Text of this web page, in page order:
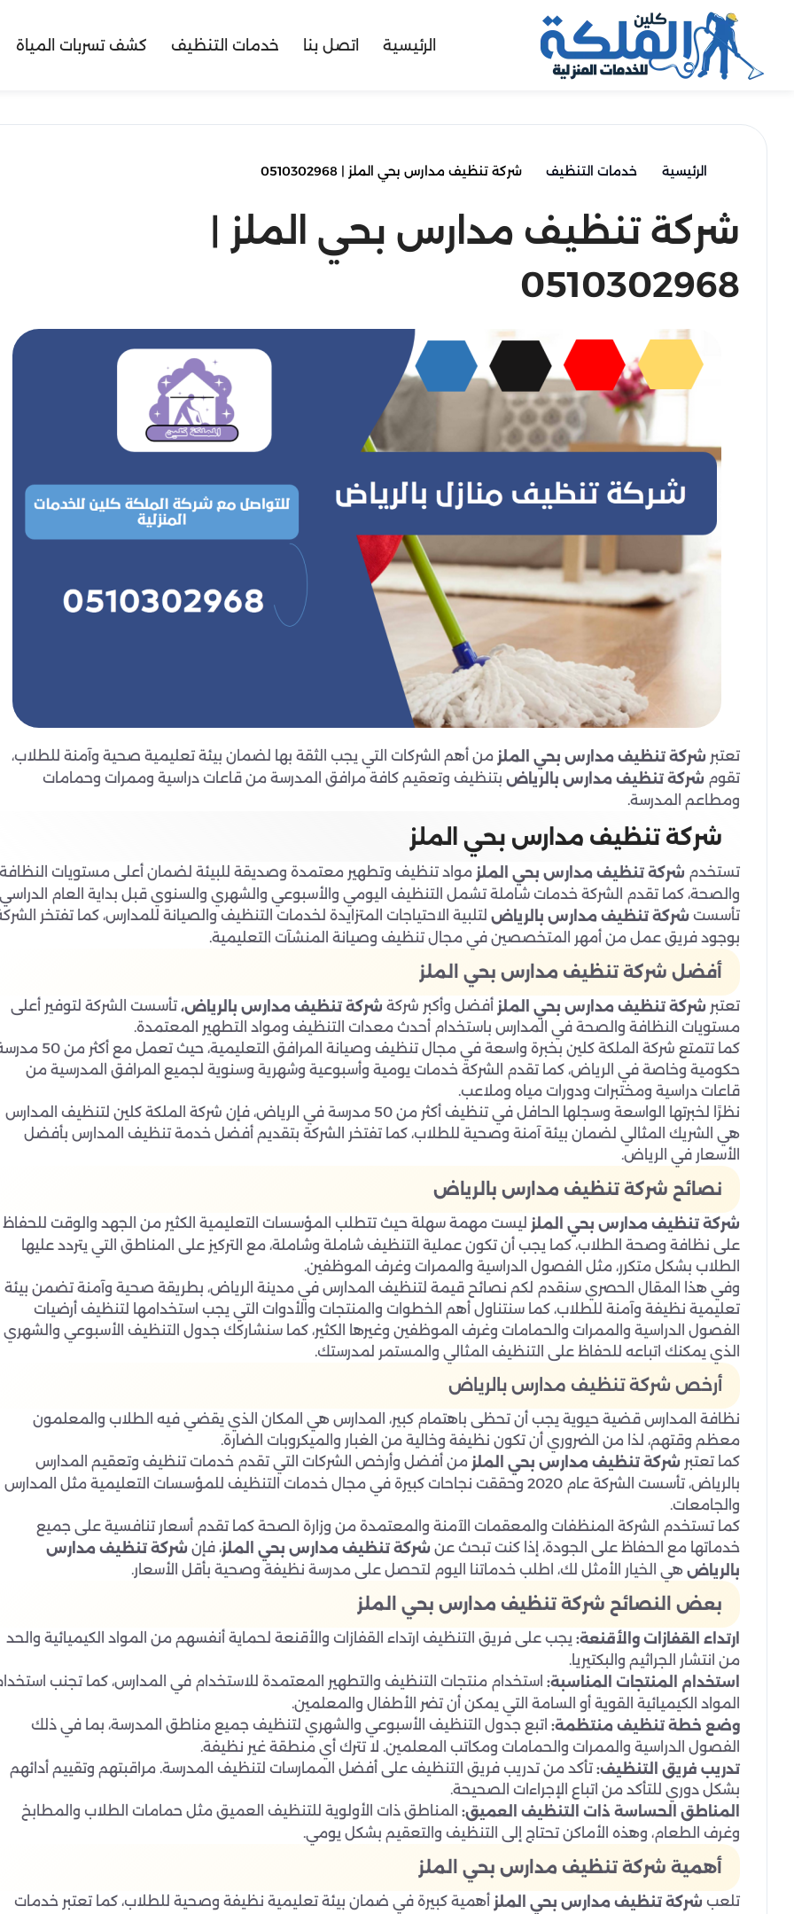
الرئيسية اتصل بنا خدمات التنظيف كشف تسربات المياة
الرئيسية خدمات التنظيف شركة تنظيف مدارس بحي الملز | 0510302968
شركة تنظيف مدارس بحي الملز |
0510302968
تعتبر شركة تنظيف مدارس بحي الملز من أهم الشركات التي يجب الثقة بها لضمان بيئة تعليمية صحية وآمنة للطلاب،
تقوم شركة تنظيف مدارس بالرياض بتنظيف وتعقيم كافة مرافق المدرسة من قاعات دراسية وممرات وحمامات
ومطاعم المدرسة.
شركة تنظيف مدارس بحي الملز
تستخدم شركة تنظيف مدارس بحي الملز مواد تنظيف وتطهير معتمدة وصديقة للبيئة لضمان أعلى مستويات النظافة
والصحة، كما تقدم الشركة خدمات شاملة تشمل التنظيف اليومي والأسبوعي والشهري والسنوي قبل بداية العام
تأسست شركة تنظيف مدارس بالرياض لتلبية الاحتياجات المتزايدة لخدمات التنظيف والصيانة للمدارس، كما تفتخر
بوجود فريق عمل من أمهر المتخصصين في مجال تنظيف وصيانة المنشآت التعليمية.
أفضل شركة تنظيف مدارس بحي الملز
تعتبر شركة تنظيف مدارس بحي الملز أفضل وأكبر شركة شركة تنظيف مدارس بالرياض، تأسست الشركة لتوفير أعلى
مستويات النظافة والصحة في المدارس باستخدام أحدث معدات التنظيف ومواد التطهير المعتمدة.
كما تتمتع شركة الملكة كلين بخبرة واسعة في مجال تنظيف وصيانة المرافق التعليمية، حيث تعمل
حكومية وخاصة في الرياض، كما تقدم الشركة خدمات يومية وأسبوعية وشهرية وسنوية لجميع المرافق المدرسية من
قاعات دراسية ومختبرات ودورات مياه وملاعب.
نظرًا لخبرتها الواسعة وسجلها الحافل في تنظيف أكثر من 50 مدرسة في الرياض، فإن شركة الملكة كلين لتنظيف المدارس
هي الشريك المثالي لضمان بيئة آمنة وصحية للطلاب، كما تفتخر الشركة بتقديم أفضل خدمة تنظيف المدارس بأفضل
الأسعار في الرياض.
نصائح شركة تنظيف مدارس بالرياض
شركة تنظيف مدارس بحي الملز ليست مهمة سهلة حيث تتطلب المؤسسات التعليمية الكثير من الجهد والوقت للحفاظ
على نظافة وصحة الطلاب، كما يجب أن تكون عملية التنظيف شاملة وشاملة، مع التركيز على المناطق التي يتردد عليها
الطلاب بشكل متكرر، مثل الفصول الدراسية والممرات وغرف الموظفين.
وفي هذا المقال الحصري سنقدم لكم نصائح قيمة لتنظيف المدارس في مدينة الرياض، بطريقة صحية وآمنة تضمن بيئة
تعليمية نظيفة وآمنة للطلاب، كما سنتناول أهم الخطوات والمنتجات والأدوات التي يجب استخدامها لتنظيف أرضيات
الفصول الدراسية والممرات والحمامات وغرف الموظفين وغيرها الكثير، كما سنشاركك جدول التنظيف الأسبوعي والشهري
الذي يمكنك اتباعه للحفاظ على التنظيف المثالي والمستمر لمدرستك.
أرخص شركة تنظيف مدارس بالرياض
نظافة المدارس قضية حيوية يجب أن تحظى باهتمام كبير، المدارس هي المكان الذي يقضي فيه الطلاب والمعلمون
معظم وقتهم، لذا من الضروري أن تكون نظيفة وخالية من الغبار والميكروبات الضارة.
كما تعتبر شركة تنظيف مدارس بحي الملز من أفضل وأرخص الشركات التي تقدم خدمات تنظيف وتعقيم المدارس
بالرياض، تأسست الشركة عام 2020 وحققت نجاحات كبيرة في مجال خدمات التنظيف للمؤسسات التعليمية مثل المدارس
والجامعات.
كما تستخدم الشركة المنظفات والمعقمات الآمنة والمعتمدة من وزارة الصحة كما تقدم أسعار تنافسية على جميع
خدماتها مع الحفاظ على الجودة، إذا كنت تبحث عن شركة تنظيف مدارس بحي الملز، فإن شركة تنظيف مدارس
بالرياض هي الخيار الأمثل لك، اطلب خدماتنا اليوم لتحصل على مدرسة نظيفة وصحية بأقل الأسعار.
بعض النصائح شركة تنظيف مدارس بحي الملز
ارتداء القفازات والأقنعة: يجب على فريق التنظيف ارتداء القفازات والأقنعة لحماية أنفسهم من المواد الكيميائية والحد
من انتشار الجراثيم والبكتيريا.
استخدام المنتجات المناسبة: استخدام منتجات التنظيف والتطهير المعتمدة للاستخدام في المدارس، كما تجنب
المواد الكيميائية القوية أو السامة التي يمكن أن تضر الأطفال والمعلمين.
وضع خطة تنظيف منتظمة: اتبع جدول التنظيف الأسبوعي والشهري لتنظيف جميع مناطق المدرسة، بما في ذلك
الفصول الدراسية والممرات والحمامات ومكاتب المعلمين. لا تترك أي منطقة غير نظيفة.
تدريب فريق التنظيف: تأكد من تدريب فريق التنظيف على أفضل الممارسات لتنظيف المدرسة. مراقبتهم وتقييم أدائهم
بشكل دوري للتأكد من اتباع الإجراءات الصحيحة.
المناطق الحساسة ذات التنظيف العميق: المناطق ذات الأولوية للتنظيف العميق مثل حمامات الطلاب والمطابخ
وغرف الطعام، وهذه الأماكن تحتاج إلى التنظيف والتعقيم بشكل يومي.
أهمية شركة تنظيف مدارس بحي الملز
تلعب شركة تنظيف مدارس بحي الملز أهمية كبيرة في ضمان بيئة تعليمية نظيفة وصحية للطلاب، كما تعتبر خدمات